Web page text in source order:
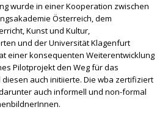
wurde in einer Kooperation zwischen
Österreich, dem
Kunst und Kultur,
und der Universität Klagenfurt
einer konsequenten Weiterentwicklung
Pilotprojekt den Weg für das
auch initiierte. Die wba zertifiziert
auch informell und non-formal